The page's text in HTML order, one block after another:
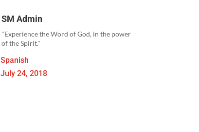
SM Admin
"Experience the Word of God, in the power
of the Spirit."
Spanish
July 24, 2018